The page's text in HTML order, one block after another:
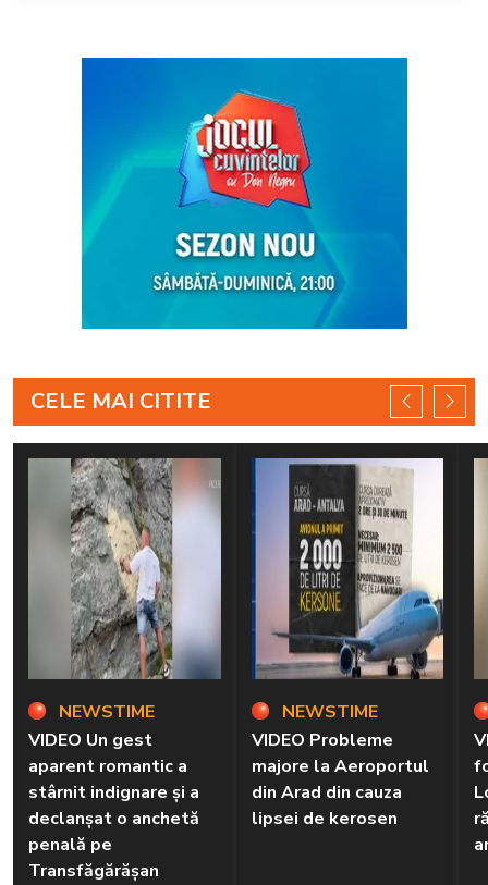
CELE MAI CITITE
NEWSTIME
VIDEO Un gest
aparent romantic a
stârnit indignare și a
declanșat o anchetă
penală pe
Transfăgărășan
NEWSTIME
VIDEO Probleme
majore la Aeroportul
din Arad din cauza
lipsei de kerosen